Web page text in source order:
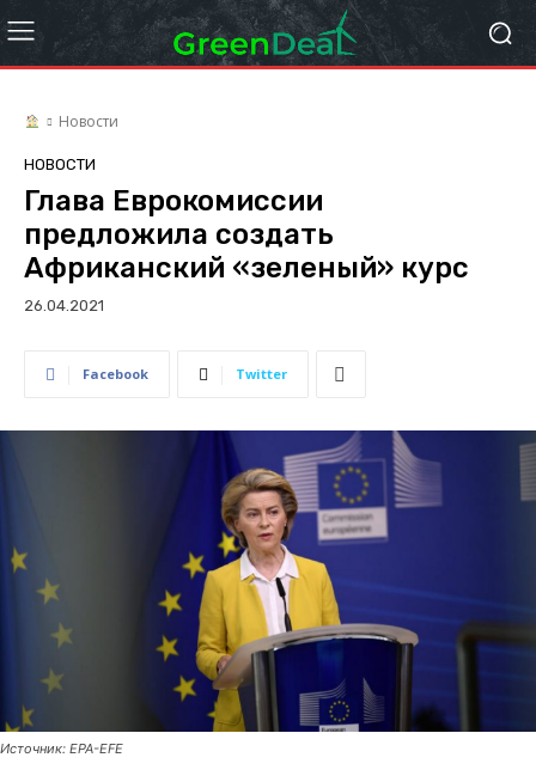
Новости
НОВОСТИ
Глава Еврокомиссии
предложила создать
Африканский «зеленый» курс
26.04.2021
Facebook Twitter
Источник: EPA-EFE